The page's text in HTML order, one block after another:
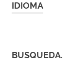
IDIOMA
BUSQUEDA.